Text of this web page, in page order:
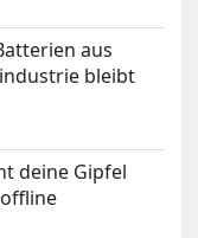
aus
bleibt
deine Gipfel